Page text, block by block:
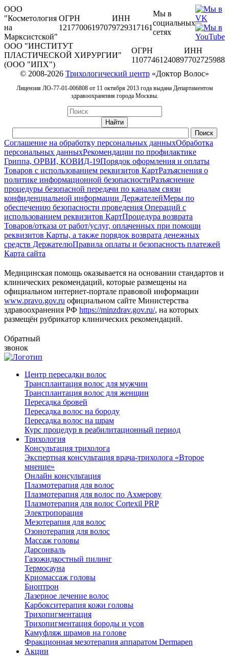
ООО
"Косметология
на
Марксистской"
ОГРН
1217700619707
ИНН
9729317161
Мы в
социальных
сетях
ООО "ИНСТИТУТ
ПЛАСТИЧЕСКОЙ ХИРУРГИИ"
(ООО "ИПХ")
ОГРН
1107746124089
ИНН
7702725988
© 2008-2026 Трихологический центр «Доктор Волос»
Лицензия ЛО-77-01-006808 от 11 октября 2013 года выдана Департаментом
здравоохранения города Москвы.
Соглашение на обработку персональных данныхОбработка
персональных данныхРекомендации по профилактике
Гриппа, ОРВИ, КОВИД-19Порядок оформления и оплаты
Товаров с использованием реквизитов КартРазъяснения о
политике информационной безопасностиРазъяснение
процедуры безопасной передачи по каналам связи
конфиденциальной информации ДержателейМеры по
обеспечению безопасности проведения Операций с
использованием реквизитов КартПроцедура возврата
Товаров/отказа от работ/услуг, оплаченных при помощи
реквизитов Карты, а также порядок возврата денежных
средств ДержателюПравила оплаты и безопасность платежей
Карта сайта
Медицинская помощь оказывается на основании стандартов и
клинических рекомендаций, которые размещены на
официальном интернет-портале правовой информации
www.pravo.gov.ru официальном сайте Министерства
здравоохранения РФ https://minzdrav.gov.ru/, на которых
размещён рубрикатор клинических рекомендаций.
Обратный
звонок
Центр пересадки волос
Трансплантация волос для мужчин
Трансплантация волос для женщин
Пересадка бровей
Пересадка волос на бороду
Пересадка волос на шрам
Курс процедур в реабилитационный период
Трихология
Консультация трихолога
Экспертная консультация врача-трихолога «Второе
мнение»
Онлайн консультация
Плазмотерапия для волос
Плазмотерапия для волос по Ахмерову
Плазмотерапия для волос Cortexil PRP
Электропорация
Мезотерапия для волос
Озонотерапия для волос
Массаж головы
Дарсонваль
Газожидкостный пилинг
Термосауна
Криомассаж головы
Биоптрон
Лазерное лечение волос
Карбокситерапия кожи головы
Трихопигментация
Трихопигментация бороды и усов
Камуфляж шрамов на голове
Фракционная мезотерапия аппаратом Dermapen
Акции